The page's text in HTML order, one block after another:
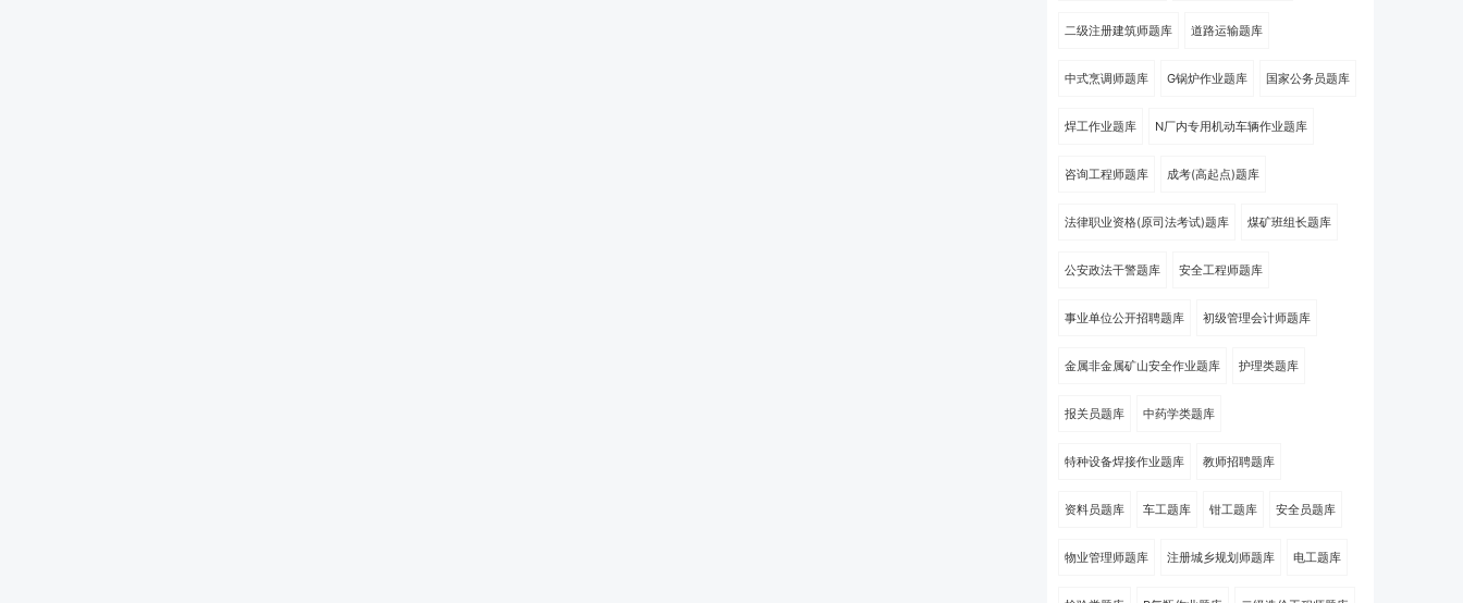
二级注册建筑师题库 道路运输题库
中式烹调师题库 G锅炉作业题库 国家公务员题库
焊工作业题库 N厂内专用机动车辆作业题库
咨询工程师题库 成考(高起点)题库
法律职业资格(原司法考试)题库 煤矿班组长题库
公安政法干警题库 安全工程师题库
事业单位公开招聘题库 初级管理会计师题库
金属非金属矿山安全作业题库 护理类题库
报关员题库 中药学类题库
特种设备焊接作业题库 教师招聘题库
资料员题库 车工题库 钳工题库 安全员题库
物业管理师题库 注册城乡规划师题库 电工题库